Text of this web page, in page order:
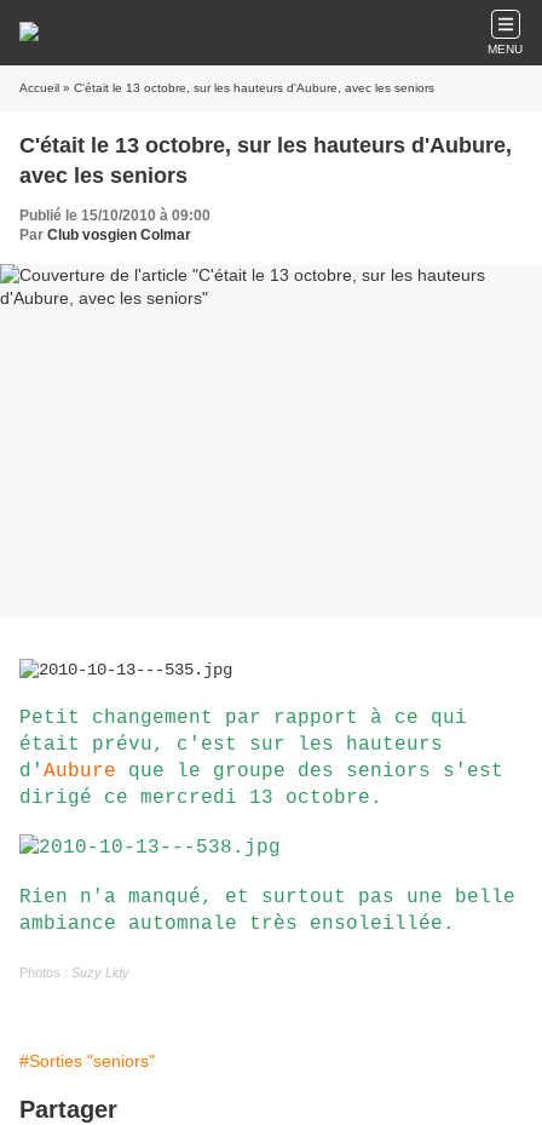
MENU
Accueil » C'était le 13 octobre, sur les hauteurs d'Aubure, avec les seniors
C'était le 13 octobre, sur les hauteurs d'Aubure,
avec les seniors
Publié le 15/10/2010 à 09:00
Par Club vosgien Colmar
Petit changement par rapport à ce qui
était prévu, c'est sur les hauteurs
d' Aubure que le groupe des seniors s'est
dirigé ce mercredi 13 octobre.
Rien n'a manqué, et surtout pas une belle
ambiance automnale très ensoleillée.
Photos : Suzy Lidy
#Sorties "seniors"
Partager